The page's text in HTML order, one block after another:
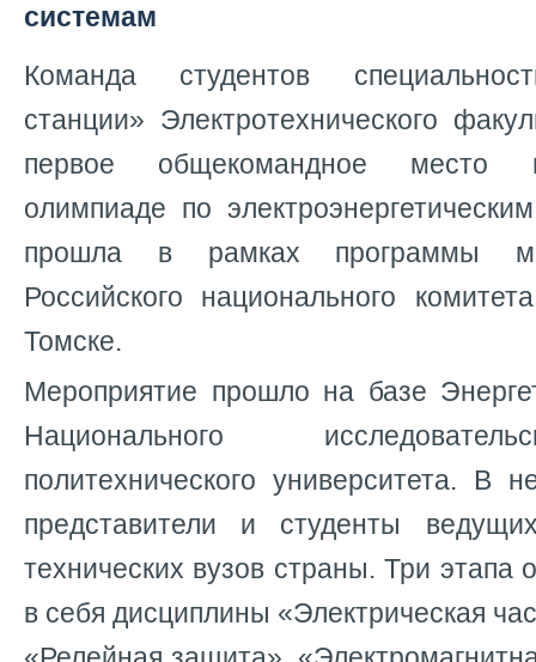
системам
Команда студентов
станции» Электротехнического
первое общекомандное место
олимпиаде по
прошла в рамках программы
Российского национального
Томске.
Мероприятие прошло на базе
Национального
политехнического университета. В
представители и студенты
технических вузов страны. Три
в себя дисциплины «Электрическая